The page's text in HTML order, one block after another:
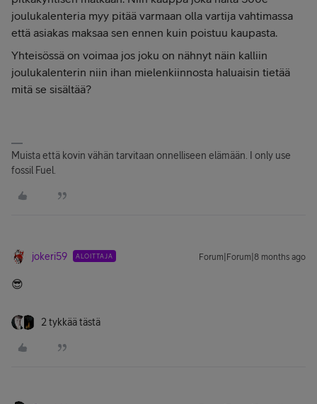
joulukalenteria myy pitää varmaan olla vartija vahtimassa
että asiakas maksaa sen ennen kuin poistuu kaupasta.
Yhteisössä on voimaa jos joku on nähnyt näin kalliin
joulukalenterin niin ihan mielenkiinnosta haluaisin tietää
mitä se sisältää?
Muista että kovin vähän tarvitaan onnelliseen elämään. I only use
fossil Fuel.
jokeri59 ALOITTAJA Forum|Forum|8 months ago
😎
2 tykkää tästä